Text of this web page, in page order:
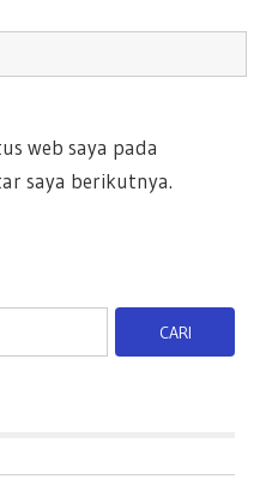
web saya pada
saya berikutnya.